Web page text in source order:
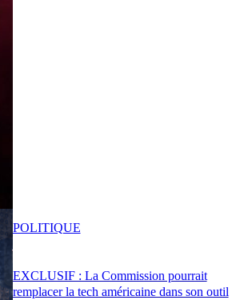
EXCLUSIF : La Commission pourrait
remplacer la tech américaine dans son outil
POLITIQUE